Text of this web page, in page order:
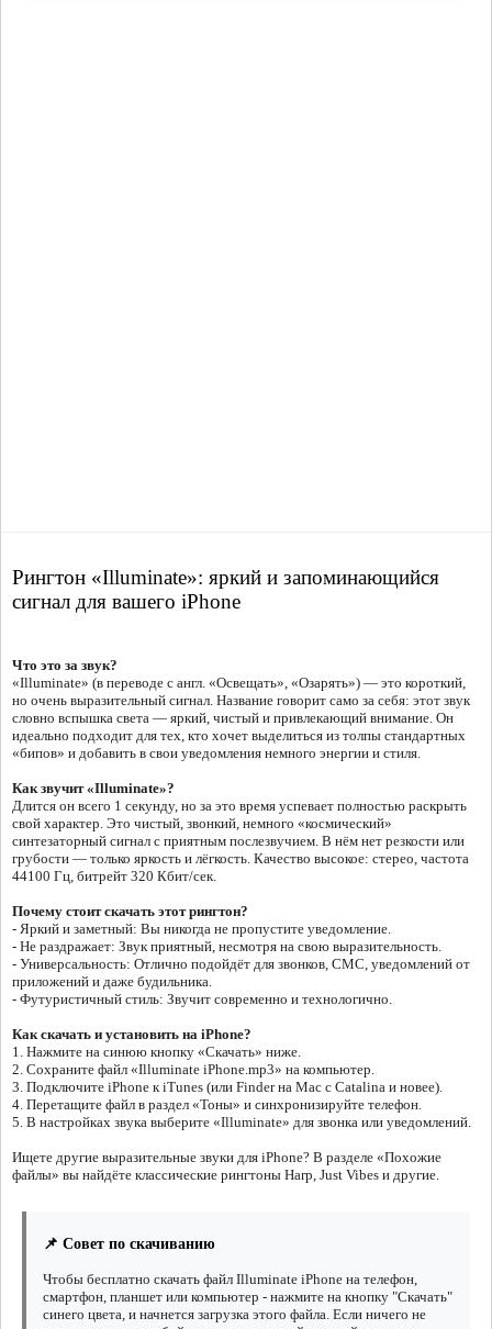
Рингтон «Illuminate»: яркий и запоминающийся
сигнал для вашего iPhone
Что это за звук?
«Illuminate» (в переводе с англ. «Освещать», «Озарять») — это короткий,
но очень выразительный сигнал. Название говорит само за себя: этот звук
словно вспышка света — яркий, чистый и привлекающий внимание. Он
идеально подходит для тех, кто хочет выделиться из толпы стандартных
«бипов» и добавить в свои уведомления немного энергии и стиля.
Как звучит «Illuminate»?
Длится он всего 1 секунду, но за это время успевает полностью раскрыть
свой характер. Это чистый, звонкий, немного «космический»
синтезаторный сигнал с приятным послезвучием. В нём нет резкости или
грубости — только яркость и лёгкость. Качество высокое: стерео, частота
44100 Гц, битрейт 320 Кбит/сек.
Почему стоит скачать этот рингтон?
- Яркий и заметный: Вы никогда не пропустите уведомление.
- Не раздражает: Звук приятный, несмотря на свою выразительность.
- Универсальность: Отлично подойдёт для звонков, СМС, уведомлений от
приложений и даже будильника.
- Футуристичный стиль: Звучит современно и технологично.
Как скачать и установить на iPhone?
1. Нажмите на синюю кнопку «Скачать» ниже.
2. Сохраните файл «Illuminate iPhone.mp3» на компьютер.
3. Подключите iPhone к iTunes (или Finder на Mac с Catalina и новее).
4. Перетащите файл в раздел «Тоны» и синхронизируйте телефон.
5. В настройках звука выберите «Illuminate» для звонка или уведомлений.
Ищете другие выразительные звуки для iPhone? В разделе «Похожие
файлы» вы найдёте классические рингтоны Harp, Just Vibes и другие.
📌 Совет по скачиванию
Чтобы бесплатно скачать файл Illuminate iPhone на телефон,
смартфон, планшет или компьютер - нажмите на кнопку "Скачать"
синего цвета, и начнется загрузка этого файла. Если ничего не